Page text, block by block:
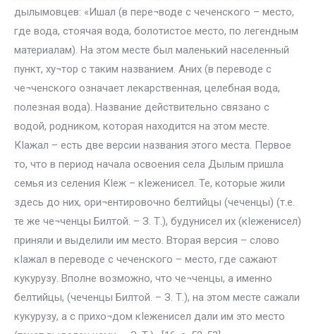
дылымовцев: «Ишал (в пере¬воде с чеченского – место,
где вода, стоячая вода, болотистое место, по легендным
материалам). На этом месте был маленький населенный
пункт, ху¬тор с таким названием. Аних (в переводе с
че¬ченского означает лекарственная, целебная вода,
полезная вода). Название действительно связано с
водой, родником, которая находится на этом месте.
КIажал – есть две версии названия этого места. Первое
то, что в период начала освоения села Дылым пришла
семья из селения КIеж – кIеженисел. Те, которые жили
здесь до них, ори¬ентировочно белтийцы (чеченцы) (т.е.
те же че¬ченцы Билтой. – З. Т.), будунисел их (кIеженисел)
приняли и выделили им место. Вторая версия – слово
кIажал в переводе с чеченского – место, где сажают
кукурузу. Вполне возможно, что че¬ченцы, а именно
белтийцы, (чеченцы Билтой. – З. Т.), на этом месте сажали
кукурузу, а с прихо¬дом кIеженисел дали им это место